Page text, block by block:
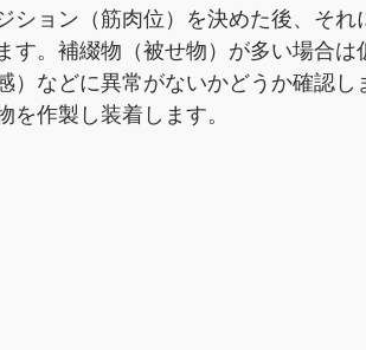
ション（筋肉位）を決めた後、そ
す。補綴物（被せ物）が多い場合
）などに異常がないかどうか確認
を作製し装着します。